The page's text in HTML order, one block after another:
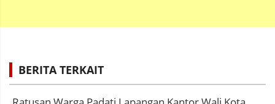
BERITA TERKAIT